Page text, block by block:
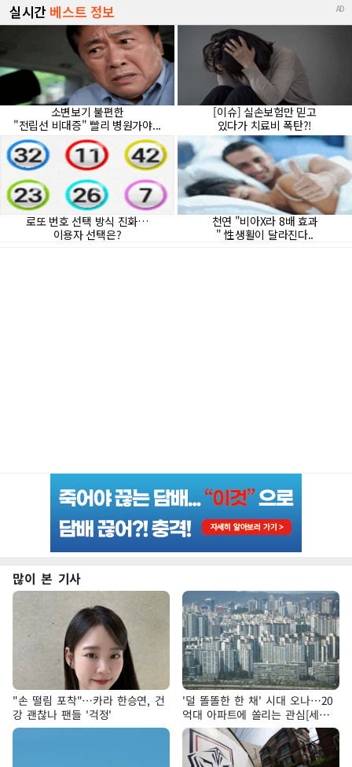
많이 본 기사
"손 떨림 포착"…카라 한승연, 건
강 괜찮나 팬들 '걱정'
'덜 똘똘한 한 채' 시대 오나…20
억대 아파트에 쏠리는 관심[세제
개편, 그 이후②]